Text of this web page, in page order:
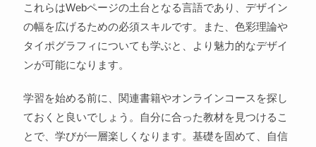
これらはWebページの土台となる言語であり、デザイン
の幅を広げるための必須スキルです。また、色彩理論や
タイポグラフィについても学ぶと、より魅力的なデザイ
ンが可能になります。
学習を始める前に、関連書籍やオンラインコースを探し
ておくと良いでしょう。自分に合った教材を見つけるこ
とで、学びが一層楽しくなります。基礎を固めて、自信